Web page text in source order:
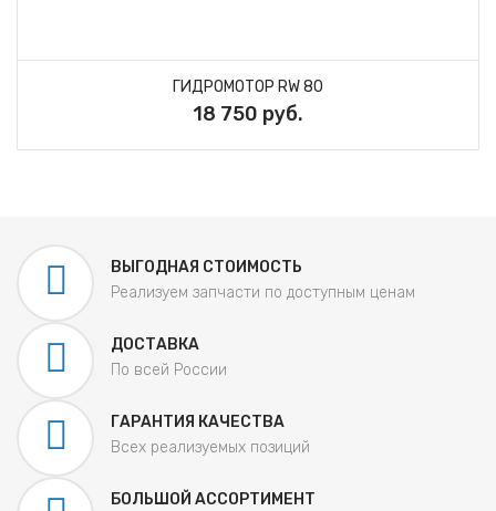
ГИДРОМОТОР RW 80
18 750 руб.
ВЫГОДНАЯ СТОИМОСТЬ
Реализуем запчасти по доступным ценам
ДОСТАВКА
По всей России
ГАРАНТИЯ КАЧЕСТВА
Всех реализуемых позиций
БОЛЬШОЙ АССОРТИМЕНТ